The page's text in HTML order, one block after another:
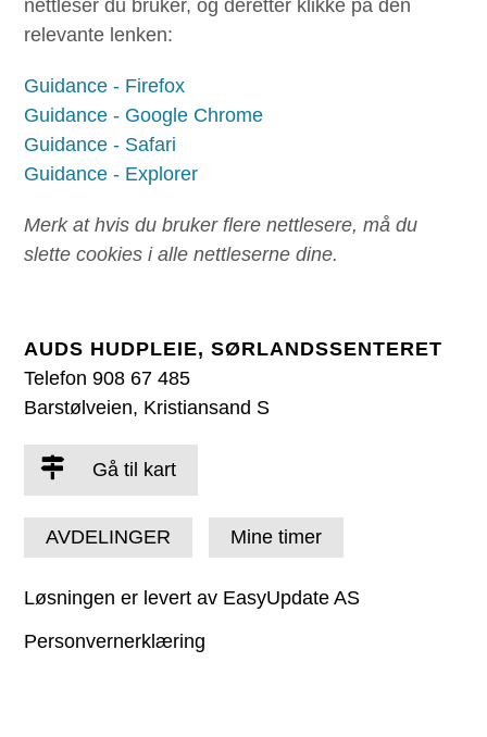
nettleser du bruker, og deretter klikke på den
relevante lenken:
Guidance - Firefox
Guidance - Google Chrome
Guidance - Safari
Guidance - Explorer
Merk at hvis du bruker flere nettlesere, må du
slette cookies i alle nettleserne dine.
AUDS HUDPLEIE, SØRLANDSSENTERET
Telefon 908 67 485
Barstølveien, Kristiansand S
Gå til kart
AVDELINGER Mine timer
Løsningen er levert av EasyUpdate AS
Personvernerklæring